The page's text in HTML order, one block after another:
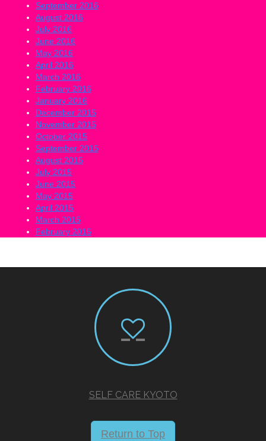
September 2016
August 2016
July 2016
June 2016
May 2016
April 2016
March 2016
February 2016
January 2016
December 2015
November 2015
October 2015
September 2015
August 2015
July 2015
June 2015
May 2015
April 2015
March 2015
February 2015
SELF CARE KYOTO
Return to Top